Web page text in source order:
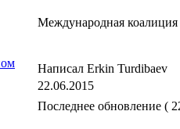
Международная
Написал Erkin Turdibaev
22.06.2015
Последнее обновление (